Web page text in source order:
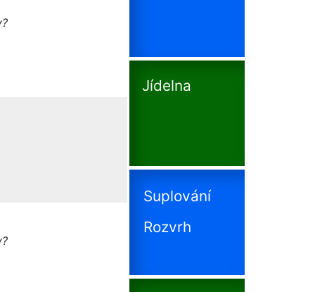
Jídelna
Suplování
Rozvrh